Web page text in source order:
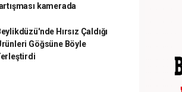
kamerada
Hırsız Çaldığı
Göğsüne Böyle